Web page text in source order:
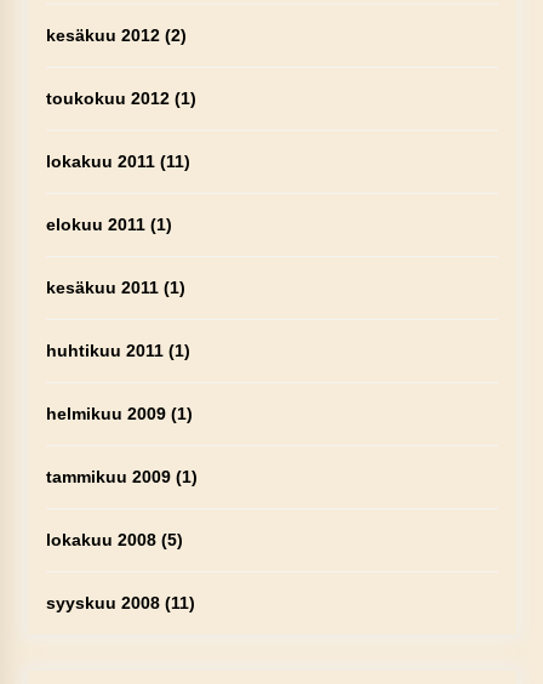
kesäkuu 2012(2)
toukokuu 2012(1)
lokakuu 2011(11)
elokuu 2011(1)
kesäkuu 2011(1)
huhtikuu 2011(1)
helmikuu 2009(1)
tammikuu 2009(1)
lokakuu 2008(5)
syyskuu 2008(11)